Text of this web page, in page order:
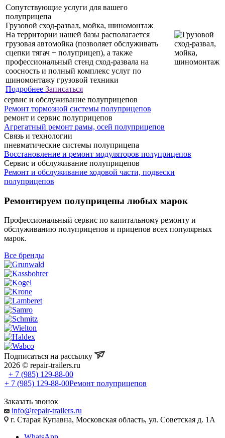
Сопутствующие услуги для вашего
полуприцепа
Грузовой сход-развал, мойка, шиномонтаж
На территории нашей базы располагается
грузовая автомойка (позволяет обслуживать
сцепки тягач + полуприцеп), а также
профессиональный стенд сход-развала на
соосность и полный комплекс услуг по
шиномонтажу грузовой техники
Подробнее Записаться
сервис и обслуживание полуприцепов
Ремонт тормозной системы полуприцепов
ремонт и сервис полуприцепов
Агрегатный ремонт рамы, осей полуприцепов
Связь и технологии
пневматические системы полуприцепа
Восстановление и ремонт модуляторов полуприцепов
Сервис и обслуживание полуприцепов
Ремонт и обслуживание ходовой части, подвески
полуприцепов
Ремонтируем полуприцепы любых марок
Профессиональный сервис по капитальному ремонту и
обслуживанию полуприцепов и прицепов всех популярных
марок.
Все бренды
Подписаться на рассылку
2026 © repair-trailers.ru
+ 7 (985) 129-88-00
+ 7 (985) 129-88-00Ремонт полуприцепов
Заказать звонок
info@repair-trailers.ru
г. Старая Купавна, Московская область, ул. Советская д. 1А